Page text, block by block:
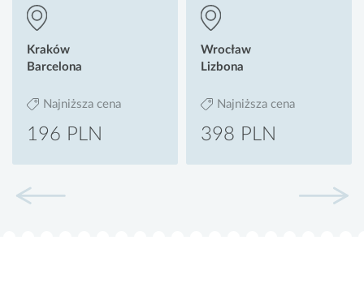
Kraków
Barcelona
Najniższa cena
196 PLN
Wrocław
Lizbona
Najniższa cena
398 PLN